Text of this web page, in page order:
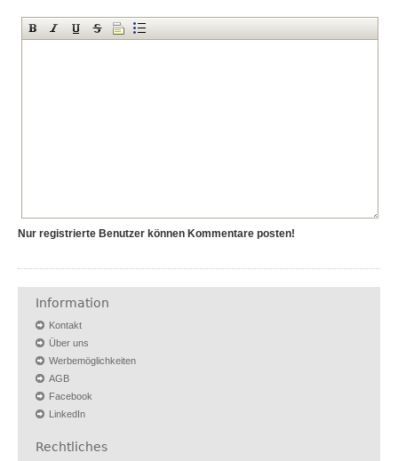
Nur registrierte Benutzer können Kommentare posten!
Information
Kontakt
Über uns
Werbemöglichkeiten
AGB
Facebook
LinkedIn
Rechtliches